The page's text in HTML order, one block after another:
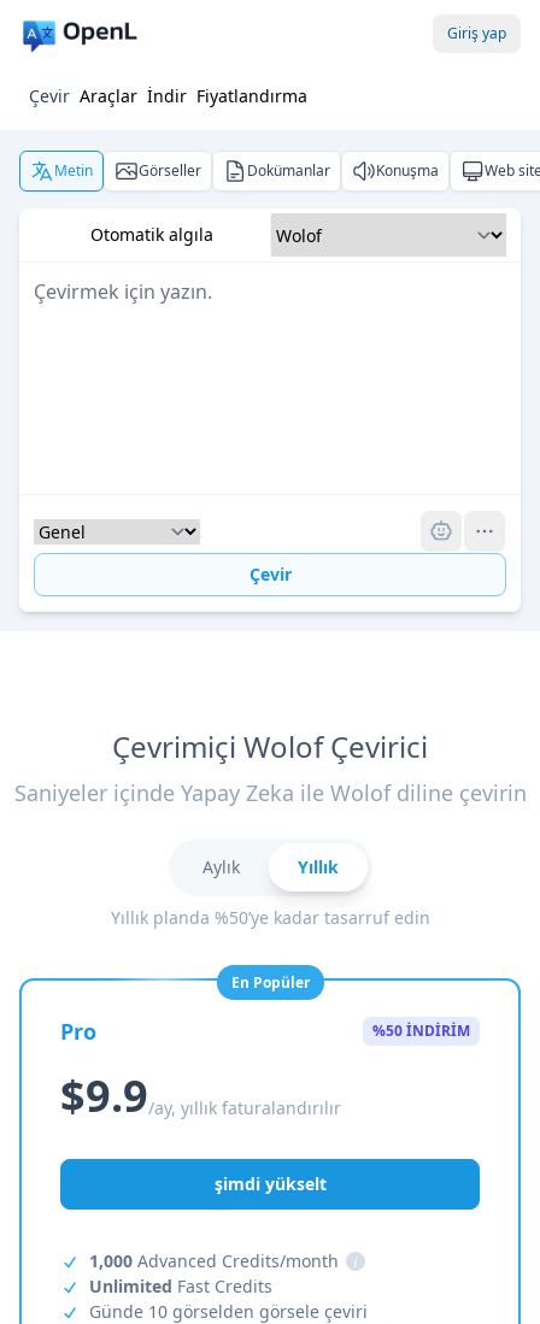
Giriş yap
Çevir Araçlar İndir Fiyatlandırma
Metin Görseller Dokümanlar Konuşma Web
Otomatik algıla
Çevir
Çevrimiçi Wolof Çevirici
Saniyeler içinde Yapay Zeka ile Wolof diline çevirin
Aylık Yıllık
Yıllık planda %50’ye kadar tasarruf edin
En Popüler
Pro %50 İNDİRİM
$9.9/ay, yıllık faturalandırılır
şimdi yükselt
1,000 Advanced Credits/month
i
Unlimited Fast Credits
Günde 10 görselden görsele çeviri